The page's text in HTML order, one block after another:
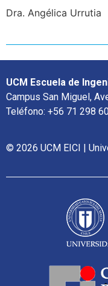
Dra. Angélica Urrutia
UCM Escuela de
Campus San Miguel,
Teléfono: +56 71 298
© 2026 UCM EICI |